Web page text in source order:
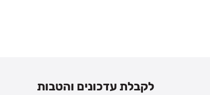
לקבלת עדכונים והטבות